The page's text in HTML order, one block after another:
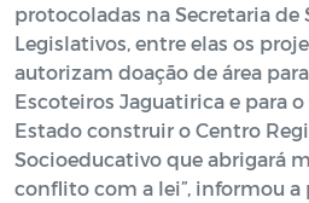
protocoladas na Secretaria de
Legislativos, entre elas os
autorizam doação de área
Escoteiros Jaguatirica e para
Estado construir o Centro
Socioeducativo que abrigará
conflito com a lei”, informou a